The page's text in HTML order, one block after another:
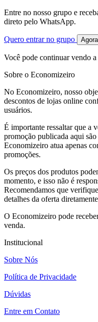
Entre no nosso grupo e
direto pelo WhatsApp.
Quero entrar no grupo
Você pode continuar vendo
Sobre o Economizeiro
No Economizeiro, nosso
descontos de lojas online
usuários.
É importante ressaltar que a
promoção publicada aqui
Economizeiro atua apenas
promoções.
Os preços dos produtos
momento, e isso não é
Recomendamos que
detalhes da oferta
O Economizeiro pode
venda.
Institucional
Sobre Nós
Política de Privacidade
Dúvidas
Entre em Contato